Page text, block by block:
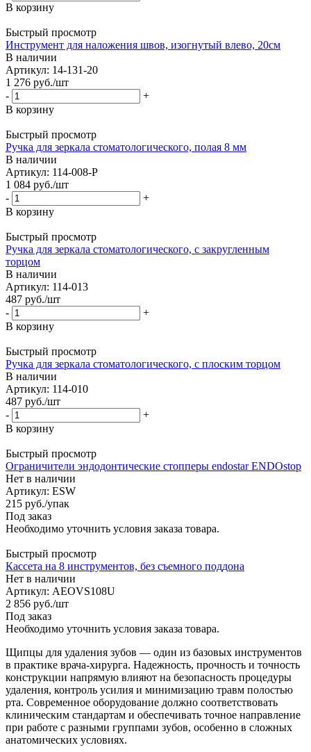
В корзину
Быстрый просмотр
Инструмент для наложения швов, изогнутый влево, 20см
В наличии
Артикул: 14-131-20
1 276 руб./шт
-
+
В корзину
Быстрый просмотр
Ручка для зеркала стоматологического, полая 8 мм
В наличии
Артикул: 114-008-P
1 084 руб./шт
-
+
В корзину
Быстрый просмотр
Ручка для зеркала стоматологического, с закругленным
торцом
В наличии
Артикул: 114-013
487 руб./шт
-
+
В корзину
Быстрый просмотр
Ручка для зеркала стоматологического, с плоским торцом
В наличии
Артикул: 114-010
487 руб./шт
-
+
В корзину
Быстрый просмотр
Ограничители эндодонтические стопперы endostar ENDOstop
Нет в наличии
Артикул: ESW
215 руб./упак
Под заказ
Необходимо уточнить условия заказа товара.
Быстрый просмотр
Кассета на 8 инструментов, без съемного поддона
Нет в наличии
Артикул: AEOVS108U
2 856 руб./шт
Под заказ
Необходимо уточнить условия заказа товара.
Щипцы для удаления зубов — один из базовых инструментов
в практике врача-хирурга. Надежность, прочность и точность
конструкции напрямую влияют на безопасность процедуры
удаления, контроль усилия и минимизацию травм полостью
рта. Современное оборудование должно соответствовать
клиническим стандартам и обеспечивать точное направление
при работе с разными группами зубов, особенно в сложных
анатомических условиях.